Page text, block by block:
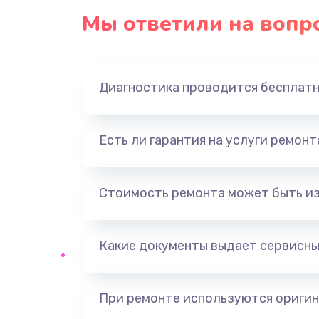
Мы ответили на
Диагностика проводится
Есть ли гарантия на услуги
Стоимость ремонта может быть
Какие документы выдает
При ремонте используются